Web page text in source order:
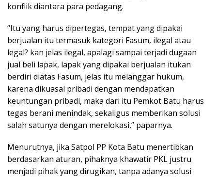
konflik diantara para pedagang.
“Itu yang harus dipertegas, tempat yang dipakai
berjualan itu termasuk kategori Fasum, ilegal atau
legal? kan jelas ilegal, apalagi sampai terjadi dugaan
jual beli lapak, lapak yang dipakai berjualan itukan
berdiri diatas Fasum, jelas itu melanggar hukum,
karena dikuasai pribadi dengan mendapatkan
keuntungan pribadi, maka dari itu Pemkot Batu harus
tegas berani menindak, sekaligus memberikan solusi
salah satunya dengan merelokasi,” paparnya.
Menurutnya, jika Satpol PP Kota Batu menertibkan
berdasarkan aturan, pihaknya khawatir PKL justru
menjadi pihak yang dirugikan, tanpa adanya solusi